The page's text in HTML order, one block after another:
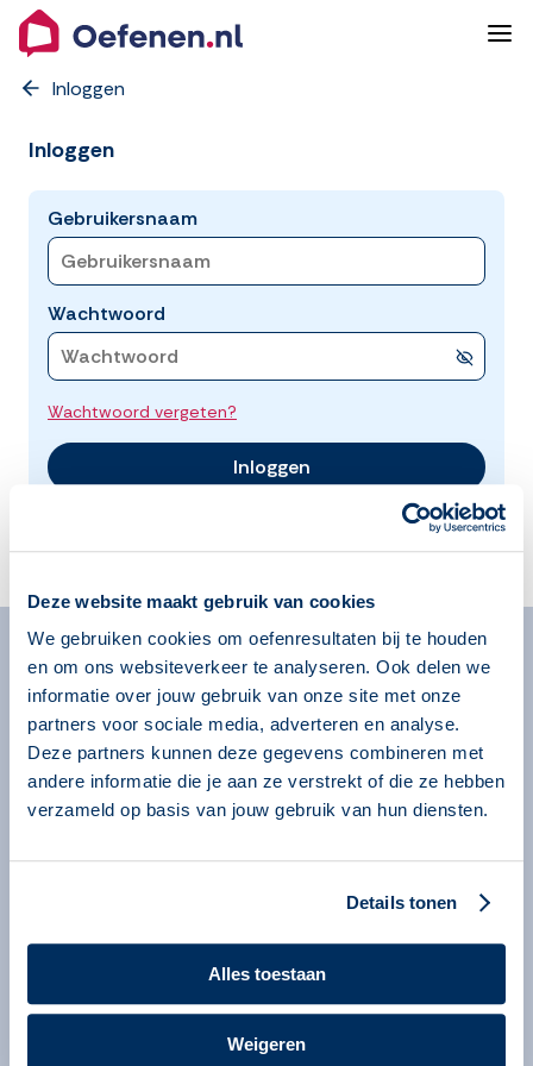
Deze website maakt gebruik van cookies
We gebruiken cookies om oefenresultaten bij te houden
en om ons websiteverkeer te analyseren. Ook delen we
informatie over jouw gebruik van onze site met onze
partners voor sociale media, adverteren en analyse.
Deze partners kunnen deze gegevens combineren met
andere informatie die je aan ze verstrekt of die ze hebben
verzameld op basis van jouw gebruik van hun diensten.
Details tonen
Alles toestaan
Weigeren
Inloggen
Inloggen
Gebruikersnaam
Wachtwoord
Wachtwoord vergeten?
Inloggen
Algemeen
Missie
Over onze programma’s
Begeleiders
Nieuws
Bestellen
Information in English